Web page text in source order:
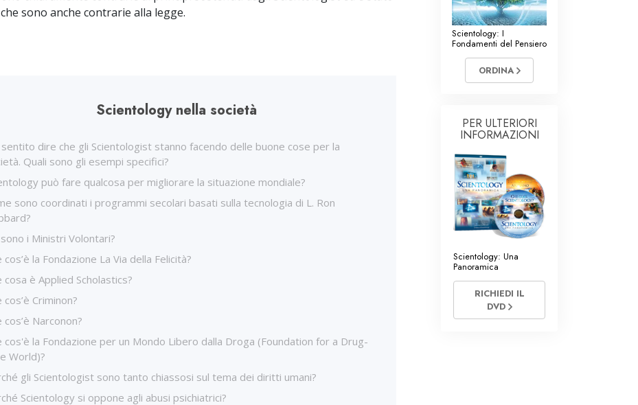
Amore e Odio:
Che Cos’è la Grandezza?
Ministri Volontari di Scientology
sono anche contrarie alla legge.
Scientology nella società
dire che gli Scientologist stanno facendo delle buone cose per la
Quali sono gli esempi specifici?
può fare qualcosa per migliorare la situazione mondiale?
sono coordinati i programmi secolari basati sulla tecnologia di L. Ron
sono i Ministri Volontari?
cos’è la Fondazione La Via della Felicità?
cosa è Applied Scholastics?
cos’è Criminon?
cos’è Narconon?
cos'è la Fondazione per un Mondo Libero dalla Droga (Foundation for a Drug-
World)?
gli Scientologist sono tanto chiassosi sul tema dei diritti umani?
Scientology si oppone agli abusi psichiatrici?
Scientology: I
Fondamenti del Pensiero
ORDINA
PER ULTERIORI
INFORMAZIONI
Scientology: Una
Panoramica
RICHIEDI IL
DVD